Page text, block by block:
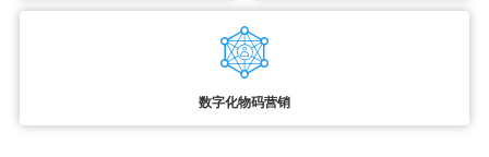
数字化物码营销